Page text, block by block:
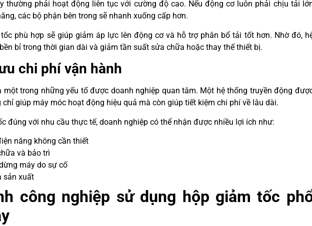
thường phải hoạt động liên tục với cường độ cao. Nếu động cơ luôn phải chịu tải
các bộ phận bên trong sẽ nhanh xuống cấp hơn.
phù hợp sẽ giúp giảm áp lực lên động cơ và hỗ trợ phân bổ tải tốt hơn. Nhờ đó,
bỉ trong thời gian dài và giảm tần suất sửa chữa hoặc thay thế thiết bị.
chi phí vận hành
một trong những yếu tố được doanh nghiệp quan tâm. Một hệ thống truyền động
chỉ giúp máy móc hoạt động hiệu quả mà còn giúp tiết kiệm chi phí về lâu dài.
đúng với nhu cầu thực tế, doanh nghiệp có thể nhận được nhiều lợi ích như:
năng không cần thiết
và bảo trì
máy do sự cố
sản xuất
công nghiệp sử dụng hộp giảm tốc